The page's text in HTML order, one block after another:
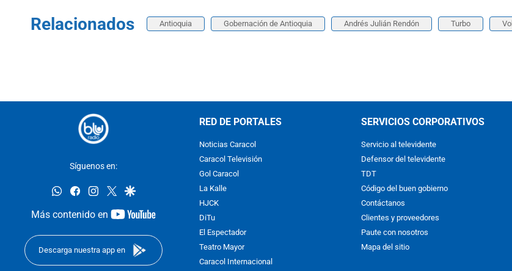
Relacionados Antioquia Gobernación de Antioquia Andrés Julián Rendón Turbo
Síguenos en:
whatsappfacebookinstagram
twittergoogle
Más contenido en
youtube-
Descarga nuestra app en
RED DE PORTALES
Noticias Caracol
Caracol Televisión
Gol Caracol
La Kalle
HJCK
DiTu
El Espectador
Teatro Mayor
Caracol Internacional
SERVICIOS CORPORATIVOS
Servicio al televidente
Defensor del televidente
TDT
Código del buen gobierno
Contáctanos
Clientes y proveedores
Paute con nosotros
Mapa del sitio